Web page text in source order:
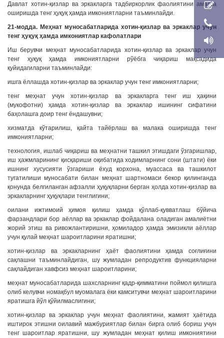
Давлат хотин-қизлар ва эркакларга тадбиркорлик фаолиятини амалга
оширишда тенг ҳуқуқ ҳамда имкониятларни таъминлайди.
21-модда. Меҳнат муносабатларида хотин-қизлар ва эркаклар учун
тенг ҳуқуқ ҳамда имкониятлар кафолатлари
Иш берувчи меҳнат муносабатларида хотин-қизлар ва эркаклар учун
тенг ҳуқуқ ҳамда имкониятларни рўёбга чиқариш мақсадида
қуйидагиларни таъминлайди:
ишга ёллашда хотин-қизлар ва эркаклар учун тенг имкониятларни;
тенг меҳнат учун хотин-қизлар ва эркакларга тенг иш ҳақини
(мукофотни) ҳамда хотин-қизлар ва эркаклар ишининг сифатини
баҳолашга доир тенг ёндашувни;
хизматда кўтарилиш, қайта тайёрлаш ва малака оширишда тенг
имкониятларни;
технология, ишлаб чиқариш ва меҳнатни ташкил этишдаги ўзгаришлар,
иш ҳажмларининг қисқариши оқибатида ходимларнинг сони (штати) ёки
ишнинг хусусияти ўзгариши ёхуд корхона, муассаса ва ташкилот
тугатилиши муносабати билан меҳнат шартномаси бекор қилинганда
қонунда белгиланган афзалли ҳуқуқларни берган ҳолда хотин-қизлар ва
эркакларнинг ҳуқуқлари тенглигини;
оилани ижтимоий ҳимоя қилиш ҳамда қўллаб-қувватлаш бўйича
фарзандлари бор аёллар ва эркаклар фойдалана оладиган амалиётни
жорий этиш ва ривожлантиришни, ҳомиладор ҳамда эмизикли аёллар
учун қулай меҳнат шароитларини яратишни;
хотин-қизлар ва эркакларнинг ҳаёт фаолиятини ҳамда соғлиғини
сақлашни таъминлайдиган, шу жумладан репродуктив функцияларни
сақлайдиган хавфсиз меҳнат шароитларини;
меҳнат муносабатларида шахсларнинг қадр-қимматини поймол қилишга
олиб келувчи номақбул муомалага ёки камситувчи меҳнат шароитларини
яратишга йўл қўйилмаслигини;
хотин-қизлар ва эркаклар учун меҳнат фаолиятини, жамият ҳаётида
иштирок этишни оилавий мажбуриятлар билан бирга олиб бориш учун
тенг шароитлар яратишни, шу жумладан меҳнат қилиш имкониятини